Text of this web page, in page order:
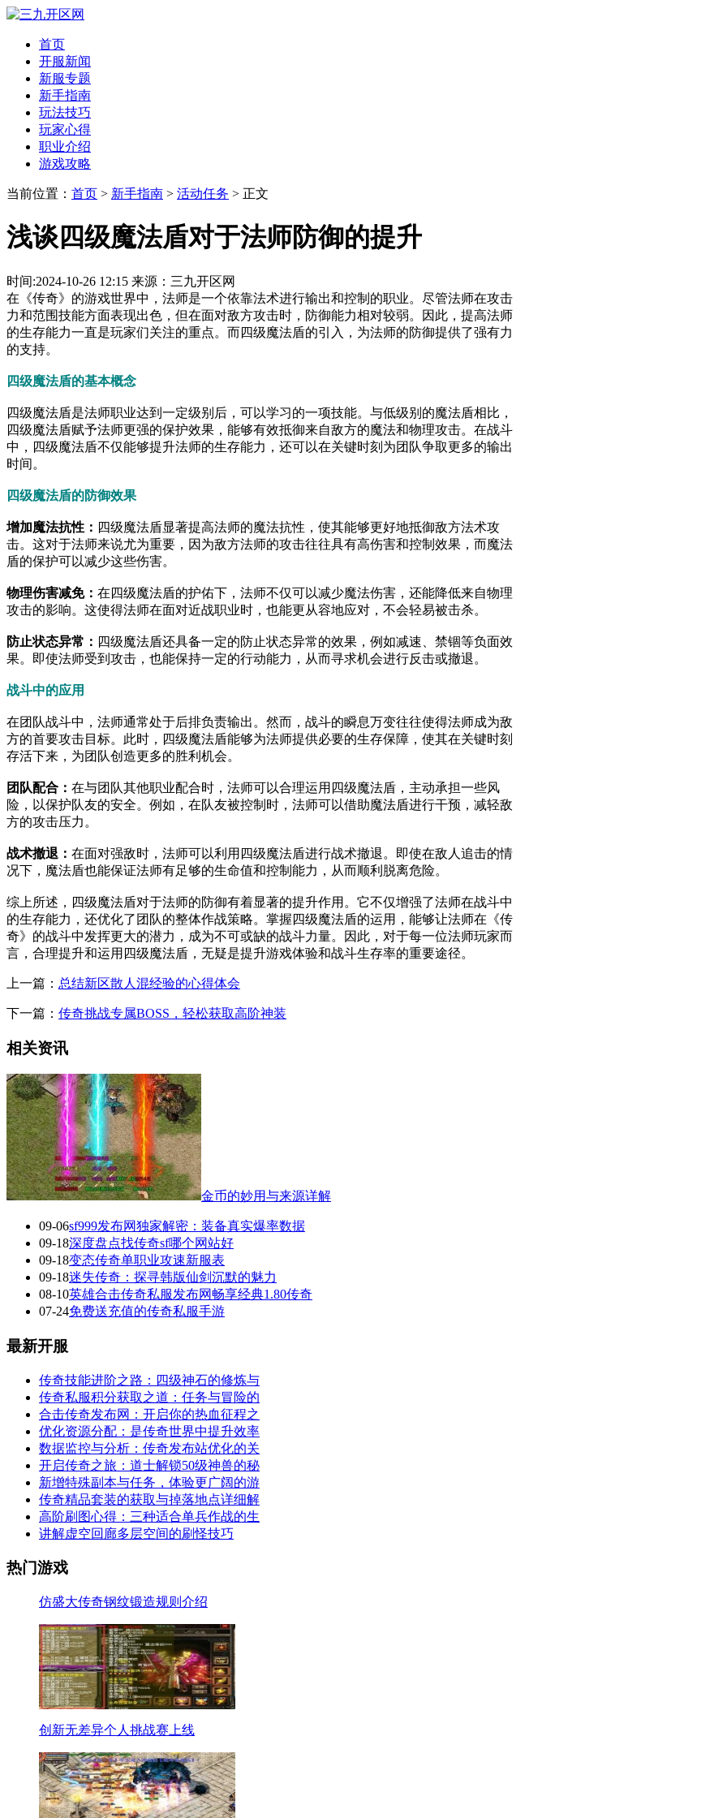
首页
开服新闻
新服专题
新手指南
玩法技巧
玩家心得
职业介绍
游戏攻略
当前位置： 首页 > 新手指南 > 活动任务 > 正文
浅谈四级魔法盾对于法师防御的提升
时间:2024-10-26 12:15 来源：三九开区网
在《传奇》的游戏世界中，法师是一个依靠法术进行输出和控制的职业。尽管法师在攻击
力和范围技能方面表现出色，但在面对敌方攻击时，防御能力相对较弱。因此，提高法师
的生存能力一直是玩家们关注的重点。而四级魔法盾的引入，为法师的防御提供了强有力
的支持。
四级魔法盾的基本概念
四级魔法盾是法师职业达到一定级别后，可以学习的一项技能。与低级别的魔法盾相比，
四级魔法盾赋予法师更强的保护效果，能够有效抵御来自敌方的魔法和物理攻击。在战斗
中，四级魔法盾不仅能够提升法师的生存能力，还可以在关键时刻为团队争取更多的输出
时间。
四级魔法盾的防御效果
增加魔法抗性： 四级魔法盾显著提高法师的魔法抗性，使其能够更好地抵御敌方法术攻
击。这对于法师来说尤为重要，因为敌方法师的攻击往往具有高伤害和控制效果，而魔法
盾的保护可以减少这些伤害。
物理伤害减免： 在四级魔法盾的护佑下，法师不仅可以减少魔法伤害，还能降低来自物理
攻击的影响。这使得法师在面对近战职业时，也能更从容地应对，不会轻易被击杀。
防止状态异常： 四级魔法盾还具备一定的防止状态异常的效果，例如减速、禁锢等负面效
果。即使法师受到攻击，也能保持一定的行动能力，从而寻求机会进行反击或撤退。
战斗中的应用
在团队战斗中，法师通常处于后排负责输出。然而，战斗的瞬息万变往往使得法师成为敌
方的首要攻击目标。此时，四级魔法盾能够为法师提供必要的生存保障，使其在关键时刻
存活下来，为团队创造更多的胜利机会。
团队配合： 在与团队其他职业配合时，法师可以合理运用四级魔法盾，主动承担一些风
险，以保护队友的安全。例如，在队友被控制时，法师可以借助魔法盾进行干预，减轻敌
方的攻击压力。
战术撤退： 在面对强敌时，法师可以利用四级魔法盾进行战术撤退。即使在敌人追击的情
况下，魔法盾也能保证法师有足够的生命值和控制能力，从而顺利脱离危险。
综上所述，四级魔法盾对于法师的防御有着显著的提升作用。它不仅增强了法师在战斗中
的生存能力，还优化了团队的整体作战策略。掌握四级魔法盾的运用，能够让法师在《传
奇》的战斗中发挥更大的潜力，成为不可或缺的战斗力量。因此，对于每一位法师玩家而
言，合理提升和运用四级魔法盾，无疑是提升游戏体验和战斗生存率的重要途径。
上一篇： 总结新区散人混经验的心得体会
下一篇： 传奇挑战专属BOSS，轻松获取高阶神装
相关资讯
金币的妙用与来源详解
09-06sf999发布网独家解密：装备真实爆率数据
09-18深度盘点找传奇sf哪个网站好
09-18变态传奇单职业攻速新服表
09-18迷失传奇：探寻韩版仙剑沉默的魅力
08-10英雄合击传奇私服发布网畅享经典1.80传奇
07-24免费送充值的传奇私服手游
最新开服
传奇技能进阶之路：四级神石的修炼与
传奇私服积分获取之道：任务与冒险的
合击传奇发布网：开启你的热血征程之
优化资源分配：是传奇世界中提升效率
数据监控与分析：传奇发布站优化的关
开启传奇之旅：道士解锁50级神兽的秘
新增特殊副本与任务，体验更广阔的游
传奇精品套装的获取与掉落地点详细解
高阶刷图心得：三种适合单兵作战的生
讲解虚空回廊多层空间的刷怪技巧
热门游戏
仿盛大传奇钢纹锻造规则介绍
创新无差异个人挑战赛上线